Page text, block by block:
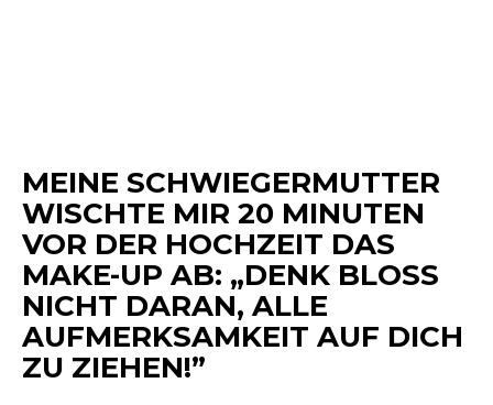
MEINE SCHWIEGERMUTTER
WISCHTE MIR 20 MINUTEN
VOR DER HOCHZEIT DAS
MAKE-UP AB: „DENK BLOSS
NICHT DARAN, ALLE
AUFMERKSAMKEIT AUF DICH
ZU ZIEHEN!”